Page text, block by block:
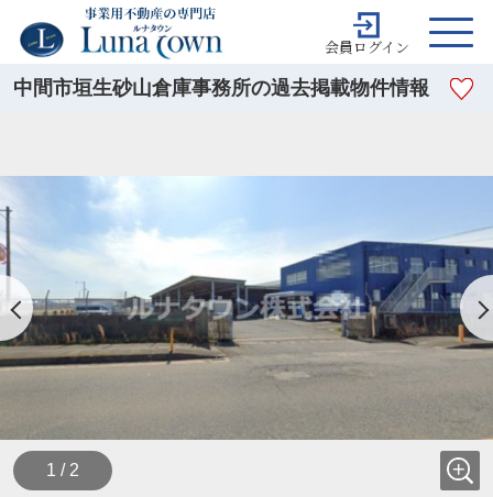
会員ログイン
中間市垣生砂山倉庫事務所の過去掲載物件情報
1 / 2